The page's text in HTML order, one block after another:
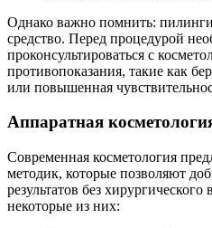
Однако важно помнить:
средство. Перед процедурой
проконсультироваться с
противопоказания, такие как
или повышенная
Аппаратная
Современная косметология
методик, которые позволяют
результатов без
некоторые из них: